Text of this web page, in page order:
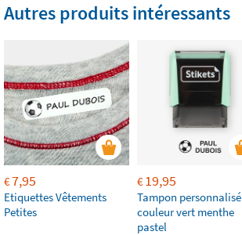
Autres produits intéressants
€7,95
Etiquettes Vêtements
Petites
€19,95
Tampon personnalisé
couleur vert menthe
pastel